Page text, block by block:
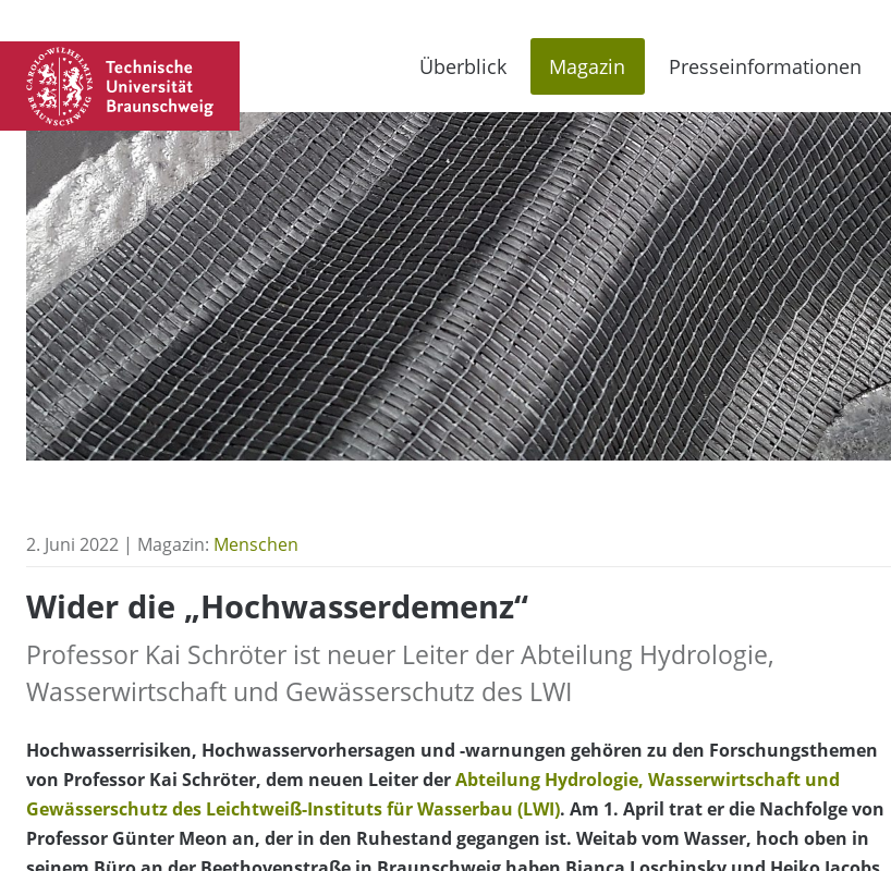
Überblick Magazin Presseinformationen
2. Juni 2022 | Magazin: Menschen
Wider die „Hochwasserdemenz“
Professor Kai Schröter ist neuer Leiter der Abteilung Hydrologie,
Wasserwirtschaft und Gewässerschutz des LWI
Hochwasserrisiken, Hochwasservorhersagen und -warnungen gehören zu den Forschungsthemen
von Professor Kai Schröter, dem neuen Leiter derAbteilung Hydrologie, Wasserwirtschaft und
Gewässerschutz des Leichtweiß-Instituts für Wasserbau (LWI). Am 1. April trat er die Nachfolge von
Professor Günter Meon an, der in den Ruhestand gegangen ist. Weitab vom Wasser, hoch oben in